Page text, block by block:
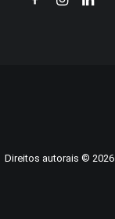
Direitos autorais © 2026